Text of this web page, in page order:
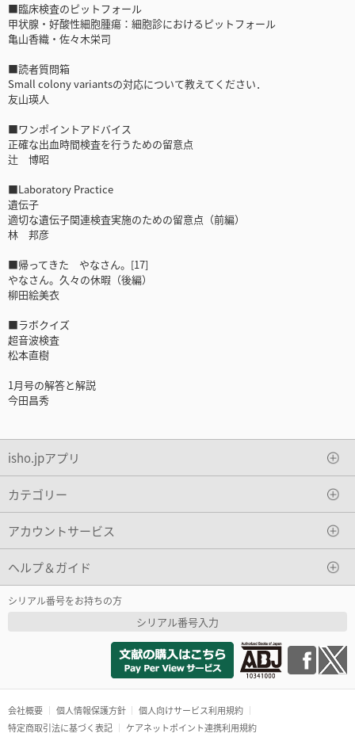
■臨床検査のピットフォール
甲状腺・好酸性細胞腫瘍：細胞診におけるピットフォール
亀山香織・佐々木栄司
■読者質問箱
Small colony variantsの対応について教えてください．
友山瑛人
■ワンポイントアドバイス
正確な出血時間検査を行うための留意点
辻 博昭
■Laboratory Practice
遺伝子
適切な遺伝子関連検査実施のための留意点（前編）
林 邦彦
■帰ってきた やなさん。[17]
やなさん。久々の休暇（後編）
柳田絵美衣
■ラボクイズ
超音波検査
松本直樹
1月号の解答と解説
今田昌秀
isho.jpアプリ
カテゴリー
アカウントサービス
ヘルプ＆ガイド
シリアル番号をお持ちの方
シリアル番号入力
会社概要 個人情報保護方針
個人向けサービス利用規約
特定商取引法に基づく表記
ケアネットポイント連携利用規約